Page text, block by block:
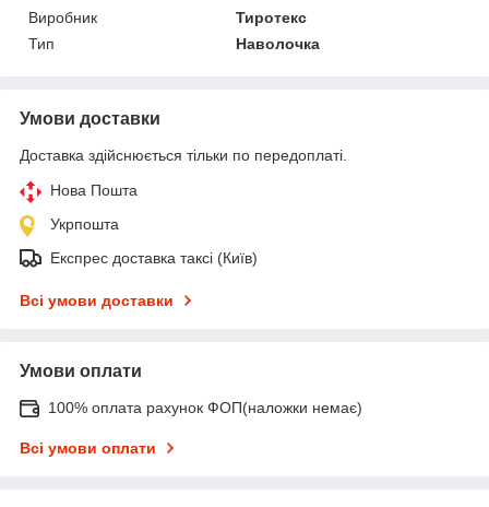
Виробник
Тиротекс
Тип
Наволочка
Умови доставки
Доставка здійснюється тільки по передоплаті.
Нова Пошта
Укрпошта
Експрес доставка таксі (Київ)
Всі умови доставки
Умови оплати
100% оплата рахунок ФОП(наложки немає)
Всі умови оплати